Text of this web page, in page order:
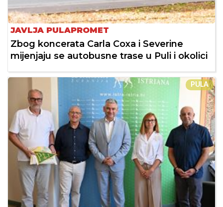
JAVLJA PULAPROMET
Zbog koncerata Carla Coxa i Severine
mijenjaju se autobusne trase u Puli i okolici
PULA